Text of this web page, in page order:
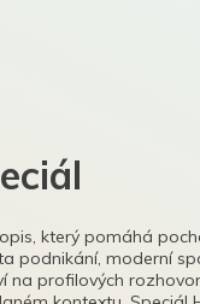
který pomáhá
podnikání, moderní
na profilových